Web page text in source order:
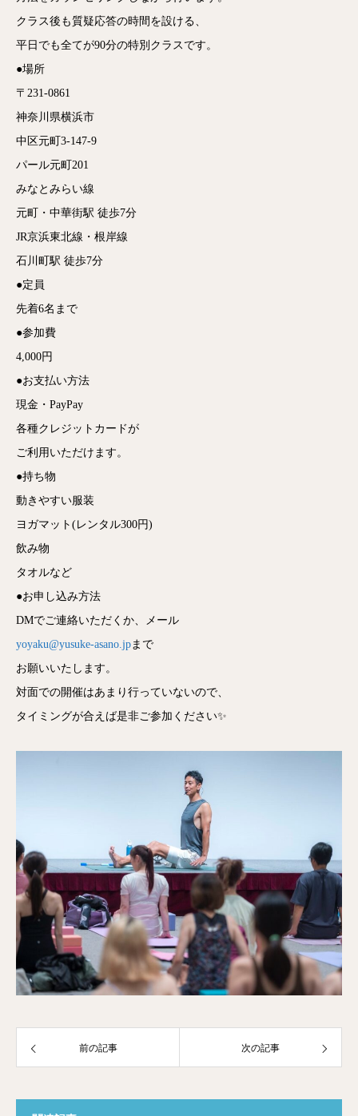
クラス後も質疑応答の時間を設ける、
平日でも全てが90分の特別クラスです。
●場所
〒231-0861
神奈川県横浜市
中区元町3-147-9
パール元町201
みなとみらい線
元町・中華街駅 徒歩7分
JR京浜東北線・根岸線
石川町駅 徒歩7分
●定員
先着6名まで
●参加費
4,000円
●お支払い方法
現金・PayPay
各種クレジットカードが
ご利用いただけます。
●持ち物
動きやすい服装
ヨガマット(レンタル300円)
飲み物
タオルなど
●お申し込み方法
DMでご連絡いただくか、メール
yoyaku@yusuke-asano.jpまで
お願いいたします。
対面での開催はあまり行っていないので、
タイミングが合えば是非ご参加ください✨
前の記事 次の記事